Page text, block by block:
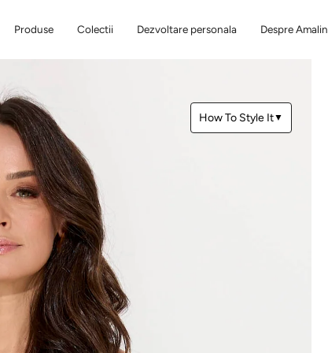
Produse Colectii Dezvoltare personala Despre Amalin
How To Style It▼